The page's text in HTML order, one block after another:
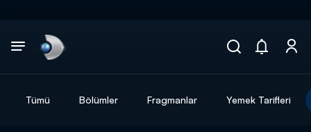
Tümü Bölümler Fragmanlar Yemek Tarifleri